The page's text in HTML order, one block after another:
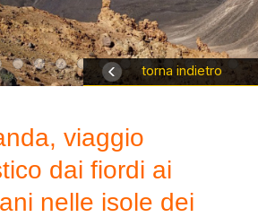
torna indietro
viaggio
dai fiordi ai
nelle isole dei